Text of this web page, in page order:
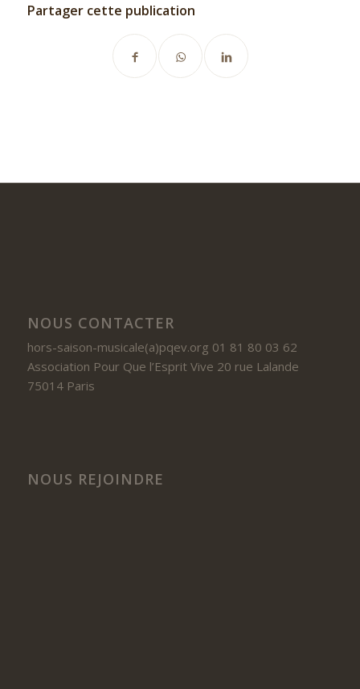
Partager cette publication
NOUS CONTACTER
hors-saison-musicale(a)pqev.org 01 81 80 03 62
Association Pour Que l’Esprit Vive 20 rue Lalande
75014 Paris
NOUS REJOINDRE